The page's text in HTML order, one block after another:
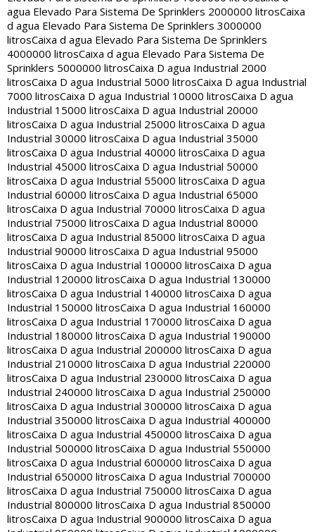
agua Elevado Para Sistema De Sprinklers 2000000 litrosCaixa
d agua Elevado Para Sistema De Sprinklers 3000000
litrosCaixa d agua Elevado Para Sistema De Sprinklers
4000000 litrosCaixa d agua Elevado Para Sistema De
Sprinklers 5000000 litrosCaixa D agua Industrial 2000
litrosCaixa D agua Industrial 5000 litrosCaixa D agua Industrial
7000 litrosCaixa D agua Industrial 10000 litrosCaixa D agua
Industrial 15000 litrosCaixa D agua Industrial 20000
litrosCaixa D agua Industrial 25000 litrosCaixa D agua
Industrial 30000 litrosCaixa D agua Industrial 35000
litrosCaixa D agua Industrial 40000 litrosCaixa D agua
Industrial 45000 litrosCaixa D agua Industrial 50000
litrosCaixa D agua Industrial 55000 litrosCaixa D agua
Industrial 60000 litrosCaixa D agua Industrial 65000
litrosCaixa D agua Industrial 70000 litrosCaixa D agua
Industrial 75000 litrosCaixa D agua Industrial 80000
litrosCaixa D agua Industrial 85000 litrosCaixa D agua
Industrial 90000 litrosCaixa D agua Industrial 95000
litrosCaixa D agua Industrial 100000 litrosCaixa D agua
Industrial 120000 litrosCaixa D agua Industrial 130000
litrosCaixa D agua Industrial 140000 litrosCaixa D agua
Industrial 150000 litrosCaixa D agua Industrial 160000
litrosCaixa D agua Industrial 170000 litrosCaixa D agua
Industrial 180000 litrosCaixa D agua Industrial 190000
litrosCaixa D agua Industrial 200000 litrosCaixa D agua
Industrial 210000 litrosCaixa D agua Industrial 220000
litrosCaixa D agua Industrial 230000 litrosCaixa D agua
Industrial 240000 litrosCaixa D agua Industrial 250000
litrosCaixa D agua Industrial 300000 litrosCaixa D agua
Industrial 350000 litrosCaixa D agua Industrial 400000
litrosCaixa D agua Industrial 450000 litrosCaixa D agua
Industrial 500000 litrosCaixa D agua Industrial 550000
litrosCaixa D agua Industrial 600000 litrosCaixa D agua
Industrial 650000 litrosCaixa D agua Industrial 700000
litrosCaixa D agua Industrial 750000 litrosCaixa D agua
Industrial 800000 litrosCaixa D agua Industrial 850000
litrosCaixa D agua Industrial 900000 litrosCaixa D agua